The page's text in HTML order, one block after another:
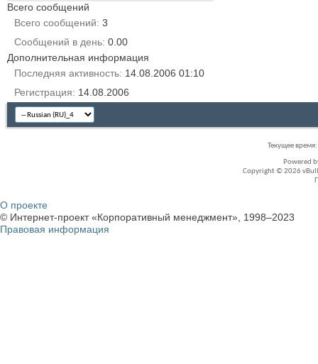
Всего сообщений
Всего сообщений 3
Сообщений в день 0.00
Дополнительная информация
Последняя активность 14.08.2006 01:10
Регистрация
14.08.2006
Текущее время:
Powered
Copyright © 2026
О проекте
© Интернет-проект «Корпоративный менеджмент», 1998–2023
Правовая информация